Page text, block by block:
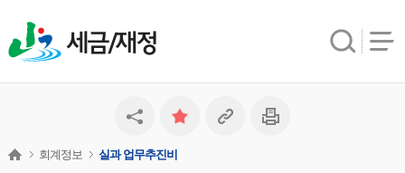
세금/재정
회계정보 실과 업무추진비